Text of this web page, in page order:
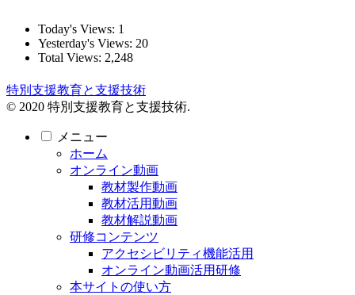
Today's Views: 1
Yesterday's Views: 20
Total Views: 2,248
特別支援教育と支援技術
© 2020 特別支援教育と支援技術.
メニュー
ホーム
オンライン動画
教材製作動画
教材活用動画
教材解説動画
研修コンテンツ
アクセシビリティ機能活用
オンライン動画活用研修
本サイトの使い方